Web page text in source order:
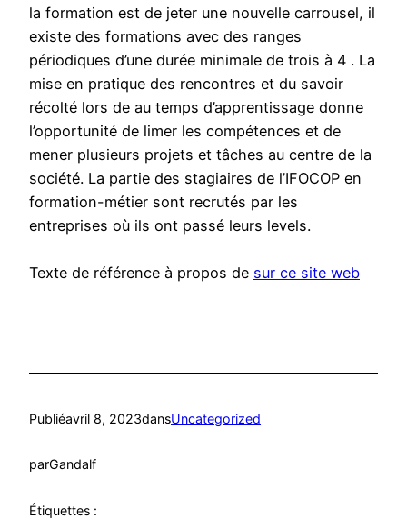
la formation est de jeter une nouvelle carrousel, il
existe des formations avec des ranges
périodiques d’une durée minimale de trois à 4 . La
mise en pratique des rencontres et du savoir
récolté lors de au temps d’apprentissage donne
l’opportunité de limer les compétences et de
mener plusieurs projets et tâches au centre de la
société. La partie des stagiaires de l’IFOCOP en
formation-métier sont recrutés par les
entreprises où ils ont passé leurs levels.
Texte de référence à propos de sur ce site web
Publiéavril 8, 2023dansUncategorized
parGandalf
Étiquettes :